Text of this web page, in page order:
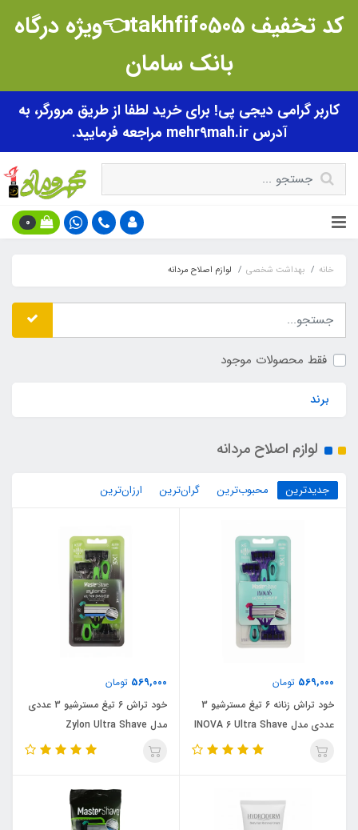
کد تخفیف takhfif0505👈ویژه درگاه
بانک سامان
کاربر گرامی دیجی پی! برای خرید لطفا از طریق مرورگر، به
آدرس mehr9mah.ir مراجعه فرمایید.
0
خانه بهداشت شخصی لوازم اصلاح مردانه
فقط محصولات موجود
برند
لوازم اصلاح مردانه
جدیدترین محبوب‌ترین گران‌ترین ارزان‌ترین
569,000 تومان
خود تراش زنانه 6 تیغ مسترشیو 3
عددی مدل INOVA 6 Ultra Shave
569,000 تومان
خود تراش 6 تیغ مسترشیو 3 عددی
مدل Zylon Ultra Shave